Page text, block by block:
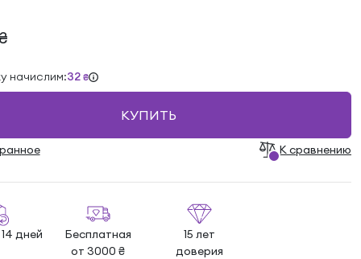
₴
начислим:32 ₴
КУПИТЬ
К сравнению
дней
Бесплатная
от 3000 ₴
15 лет
доверия